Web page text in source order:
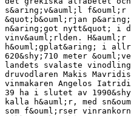
s&aring;v&auml;l f&ouml;r
&quot;b&ouml;rjan p&aring;
n&aring;got nytt&quot; i
vinv&auml;rlden. H&auml;r
h&ouml;gplat&aring; i
620&shy;710 meter
landets svalaste
druvodlaren Makis
vinmakaren Angelos
39 ha i slutet av
kalla h&auml;r, med
som f&ouml;rser